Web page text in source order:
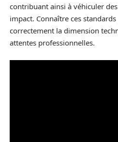
contribuant ainsi à véhiculer
impact. Connaître ces
correctement la dimension
attentes professionnelles.